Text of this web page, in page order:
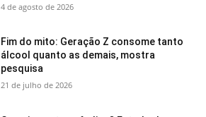
4 de agosto de 2026
Fim do mito: Geração Z consome tanto
álcool quanto as demais, mostra
pesquisa
21 de julho de 2026